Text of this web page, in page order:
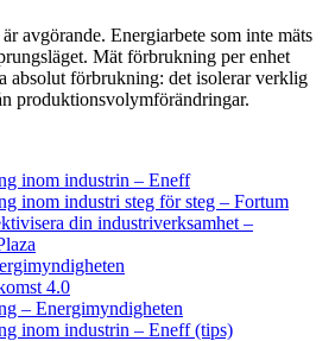
avgörande. Energiarbete som inte mäts
Mät förbrukning per enhet
absolut förbrukning: det isolerar verklig
produktionsvolymförändringar.
inom industrin – Eneff
inom industri steg för steg – Fortum
din industriverksamhet –
4.0
– Energimyndigheten
inom industrin – Eneff (tips)